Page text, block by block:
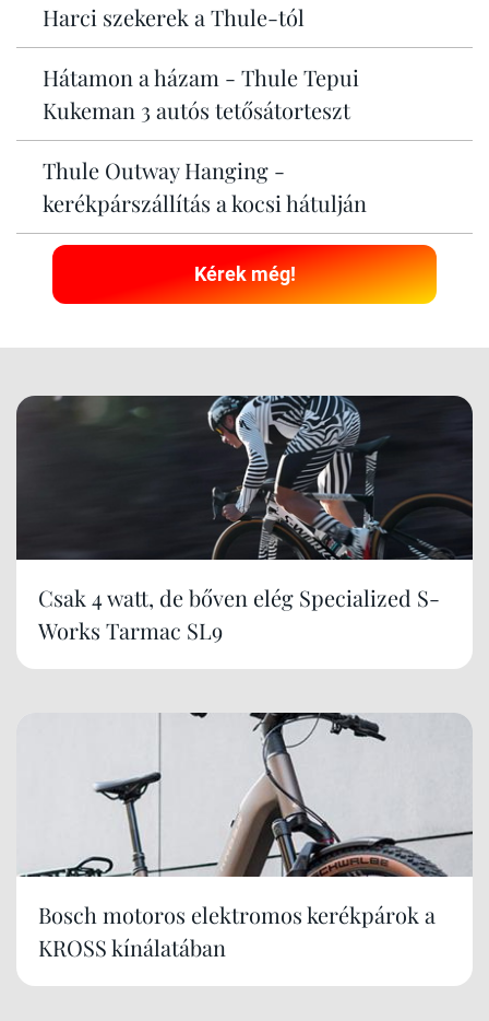
Harci szekerek a Thule-tól
Hátamon a házam - Thule Tepui
Kukeman 3 autós tetősátorteszt
Thule Outway Hanging -
kerékpárszállítás a kocsi hátulján
Kérek még!
Csak 4 watt, de bőven elég Specialized S-
Works Tarmac SL9
Bosch motoros elektromos kerékpárok a
KROSS kínálatában